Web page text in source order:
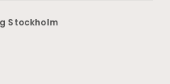
Stockholm